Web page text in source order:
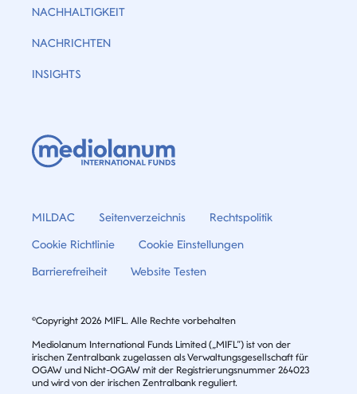
NACHHALTIGKEIT
NACHRICHTEN
INSIGHTS
MILDAC Seitenverzeichnis Rechtspolitik
Cookie Richtlinie Cookie Einstellungen
Barrierefreiheit Website Testen
©Copyright 2026 MIFL. Alle Rechte vorbehalten
Mediolanum International Funds Limited („MIFL”) ist von der
irischen Zentralbank zugelassen als Verwaltungsgesellschaft für
OGAW und Nicht-OGAW mit der Registrierungsnummer 264023
und wird von der irischen Zentralbank reguliert.